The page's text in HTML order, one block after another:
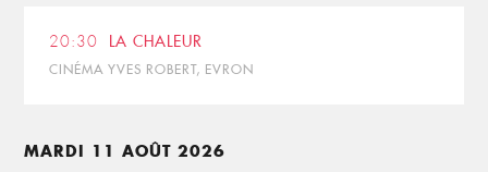
20:30 LA CHALEUR
CINÉMA YVES ROBERT, EVRON
MARDI 11 AOÛT 2026